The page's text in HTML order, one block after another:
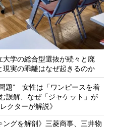
学の総合型選抜が続々と廃
実の乖離はなぜ起きるのか
題” 女性は「ワンピースを着
誤解、なぜ「ジャケット」が
クターが解説》
ングを解剖》三菱商事、三井物